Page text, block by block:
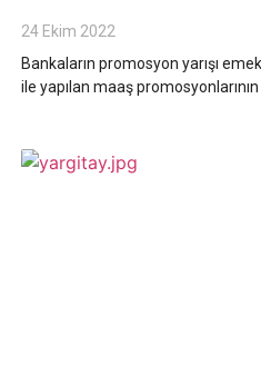
24 Ekim 2022
Bankaların promosyon yarışı
ile yapılan maaş